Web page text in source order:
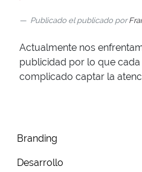
Publicado el publicado por
Actualmente nos
publicidad por lo que
complicado captar la
Branding
Desarrollo